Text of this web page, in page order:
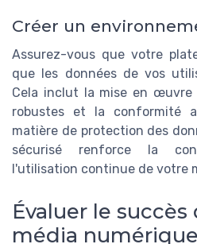
Créer un
Assurez-vous que votre
que les données de vos
Cela inclut la mise en œuvre
robustes et la conformité
matière de protection des
sécurisé renforce la
l'utilisation continue de votre
Évaluer le succès
média numérique